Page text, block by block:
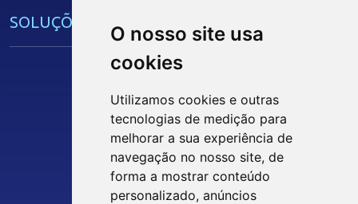
O nosso site usa
cookies
Utilizamos cookies e outras
tecnologias de medição para
melhorar a sua experiência de
navegação no nosso site, de
forma a mostrar conteúdo
personalizado, anúncios
SOLUÇÕES E SERVIÇOS
Núcleo de Acesso ao Crédito
Centro Internacional de Negócios -
CONTRIBUIÇÃO SINDICAL
Siga nossas Redes Sociais
INTRANET